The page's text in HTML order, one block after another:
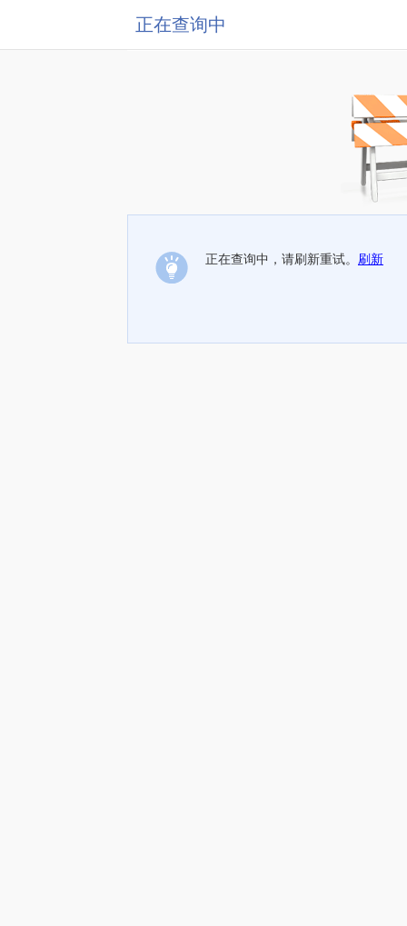
正在查询中
正在查询中，请刷新重试。 刷新